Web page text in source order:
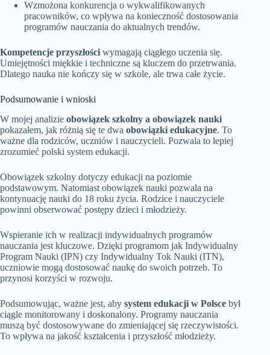
Wzmożona konkurencja o wykwalifikowanych
pracowników, co wpływa na konieczność dostosowania
programów nauczania do aktualnych trendów.
Kompetencje przyszłości wymagają ciągłego uczenia się.
Umiejętności miękkie i techniczne są kluczem do przetrwania.
Dlatego nauka nie kończy się w szkole, ale trwa całe życie.
Podsumowanie i wnioski
W mojej analizie obowiązek szkolny a obowiązek nauki
pokazałem, jak różnią się te dwa obowiązki edukacyjne. To
ważne dla rodziców, uczniów i nauczycieli. Pozwala to lepiej
zrozumieć polski system edukacji.
Obowiązek szkolny dotyczy edukacji na poziomie
podstawowym. Natomiast obowiązek nauki pozwala na
kontynuację nauki do 18 roku życia. Rodzice i nauczyciele
powinni obserwować postępy dzieci i młodzieży.
Wspieranie ich w realizacji indywidualnych programów
nauczania jest kluczowe. Dzięki programom jak Indywidualny
Program Nauki (IPN) czy Indywidualny Tok Nauki (ITN),
uczniowie mogą dostosować naukę do swoich potrzeb. To
przynosi korzyści w rozwoju.
Podsumowując, ważne jest, aby system edukacji w Polsce był
ciągle monitorowany i doskonalony. Programy nauczania
muszą być dostosowywane do zmieniającej się rzeczywistości.
To wpływa na jakość kształcenia i przyszłość młodzieży.